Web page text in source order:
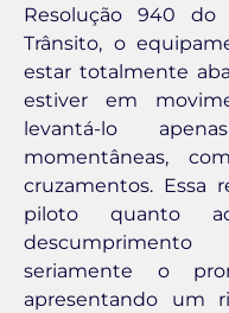
Resolução 940 do
Trânsito, o
estar totalmente
estiver em
levantá-lo
momentâneas,
cruzamentos. Essa
piloto quanto
seriamente o
apresentando um